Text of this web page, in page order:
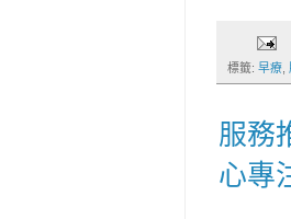
標籤: 早療,
服務
心專